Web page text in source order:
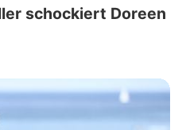
schockiert Doreen